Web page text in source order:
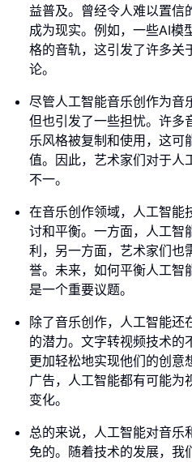
益普及。曾经令人难以置信
成为现实。例如，一些AI模
格的音轨，这引发了许多关
论。
尽管人工智能音乐创作为音
但也引发了一些担忧。许多
乐风格被复制和使用，这可
值。因此，艺术家们对于人
不一。
在音乐创作领域，人工智能
讨和平衡。一方面，人工智
利，另一方面，艺术家们也
誉。未来，如何平衡人工智
是一个重要议题。
除了音乐创作，人工智能还
的潜力。文字转视频技术的
更加轻松地实现他们的创意
广告，人工智能都有可能为
变化。
总的来说，人工智能对音乐
免的。随着技术的发展，我